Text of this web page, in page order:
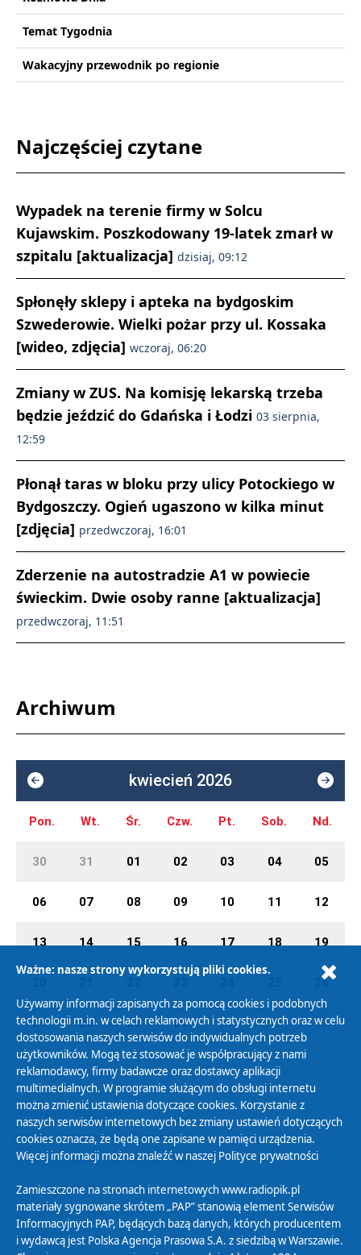
Temat Tygodnia
Wakacyjny przewodnik po regionie
Najczęściej czytane
Wypadek na terenie firmy w Solcu
Kujawskim. Poszkodowany 19-latek zmarł w
szpitalu [aktualizacja] dzisiaj, 09:12
Spłonęły sklepy i apteka na bydgoskim
Szwederowie. Wielki pożar przy ul. Kossaka
[wideo, zdjęcia] wczoraj, 06:20
Zmiany w ZUS. Na komisję lekarską trzeba
będzie jeździć do Gdańska i Łodzi 03 sierpnia,
12:59
Płonął taras w bloku przy ulicy Potockiego w
Bydgoszczy. Ogień ugaszono w kilka minut
[zdjęcia] przedwczoraj, 16:01
Zderzenie na autostradzie A1 w powiecie
świeckim. Dwie osoby ranne [aktualizacja]
przedwczoraj, 11:51
Archiwum
kwiecień 2026
Pon. Wt. Śr. Czw. Pt. Sob. Nd.
30 31 01 02 03 04 05
06 07 08 09 10 11 12
13 14 15 16 17 18 19
26
27 28 29 30 01 02 03
Polityka Prywatności
Zasady korzystania z Serwisu
Organizacje Pożytku Publicznego
Cyfryzacja DAB+
Polityka ochrony danych osobowych
Abonament
Ważne: nasze strony wykorzystują pliki cookies.
Używamy informacji zapisanych za pomocą cookies i podobnych
technologii m.in. w celach reklamowych i statystycznych oraz w celu
dostosowania naszych serwisów do indywidualnych potrzeb
użytkowników. Mogą też stosować je współpracujący z nami
reklamodawcy, firmy badawcze oraz dostawcy aplikacji
multimedialnych. W programie służącym do obsługi internetu
można zmienić ustawienia dotyczące cookies. Korzystanie z
naszych serwisów internetowych bez zmiany ustawień dotyczących
cookies oznacza, że będą one zapisane w pamięci urządzenia.
Więcej informacji można znaleźć w naszej Polityce prywatności
Zamieszczone na stronach internetowych www.radiopik.pl
materiały sygnowane skrótem „PAP” stanowią element Serwisów
Informacyjnych PAP, będących bazą danych, których producentem
i wydawcą jest Polska Agencja Prasowa S.A. z siedzibą w Warszawie.